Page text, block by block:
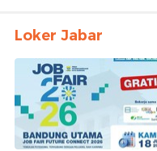
Loker Jabar